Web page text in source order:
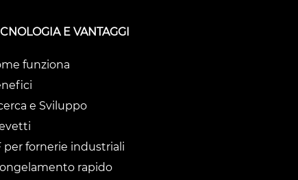
E VANTAGGI
funziona
e Sviluppo
per fornerie industriali
rapido